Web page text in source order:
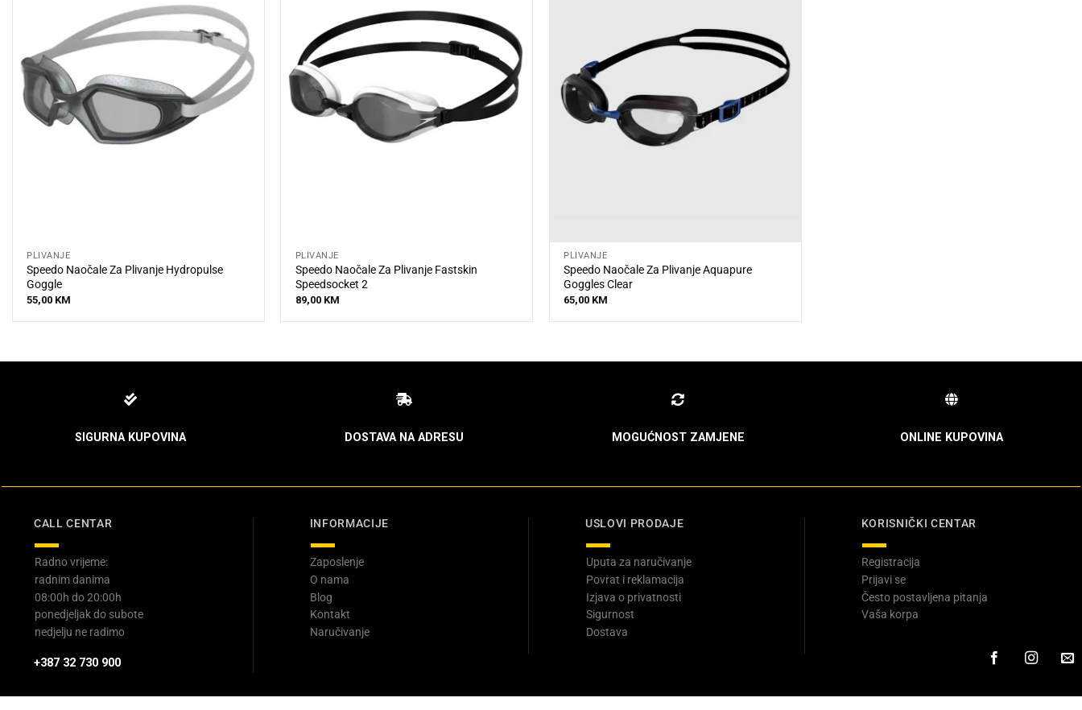
PLIVANJE
Speedo Naočale Za Plivanje Hydropulse
Goggle
55,00 KM
PLIVANJE
Speedo Naočale Za Plivanje Fastskin
Speedsocket 2
89,00 KM
PLIVANJE
Speedo Naočale Za Plivanje Aquapure
Goggles Clear
65,00 KM
SIGURNA KUPOVINA DOSTAVA NA ADRESU MOGUĆNOST ZAMJENE ONLINE KUPOVINA
CALL CENTAR
Radno vrijeme:
radnim danima
08:00h do 20:00h
ponedjeljak do subote
nedjelju ne radimo
+387 32 730 900
INFORMACIJE
Zaposlenje
O nama
Blog
Kontakt
Naručivanje
USLOVI PRODAJE
Uputa za naručivanje
Povrat i reklamacija
Izjava o privatnosti
Sigurnost
Dostava
KORISNIČKI CENTAR
Registracija
Prijavi se
Često postavljena pitanja
Vaša korpa